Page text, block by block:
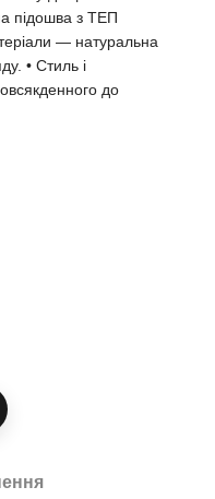
підошва з ТЕП
— натуральна
• Стиль і
до